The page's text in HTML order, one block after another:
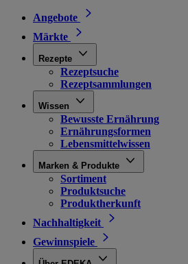
Angebote
Märkte
Rezepte
Rezeptsuche
Rezeptsammlungen
Wissen
Bewusste Ernährung
Ernährungsformen
Lebensmittelwissen
Marken & Produkte
Sortiment
Produktsuche
Produktherkunft
Nachhaltigkeit
Gewinnspiele